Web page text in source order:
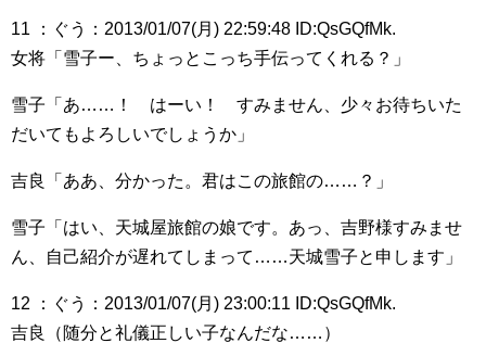
11 ：ぐう：2013/01/07(月) 22:59:48 ID:QsGQfMk.
女将「雪子ー、ちょっとこっち手伝ってくれる？」
雪子「あ……！ はーい！ すみません、少々お待ちいた
だいてもよろしいでしょうか」
吉良「ああ、分かった。君はこの旅館の……？」
雪子「はい、天城屋旅館の娘です。あっ、吉野様すみませ
ん、自己紹介が遅れてしまって……天城雪子と申します」
12 ：ぐう：2013/01/07(月) 23:00:11 ID:QsGQfMk.
吉良（随分と礼儀正しい子なんだな……）